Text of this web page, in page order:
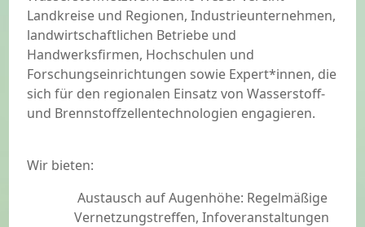
Landkreise und Regionen, Industrieunternehmen,
landwirtschaftlichen Betriebe und
Handwerksfirmen, Hochschulen und
Forschungseinrichtungen sowie Expert*innen, die
sich für den regionalen Einsatz von Wasserstoff-
und Brennstoffzellentechnologien engagieren.
Wir bieten:
Austausch auf Augenhöhe: Regelmäßige
Vernetzungstreffen, Infoveranstaltungen